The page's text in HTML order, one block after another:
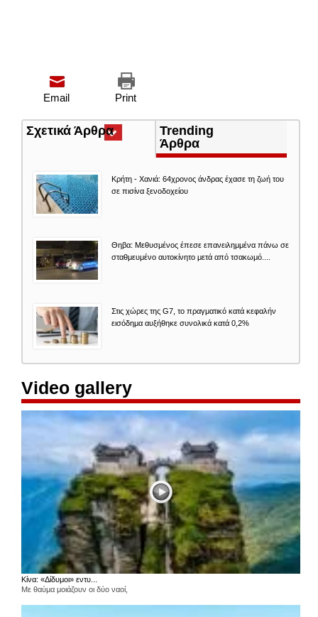
Print
Email
Σχετικά Άρθρα(ενεργή
καρτέλα)
Trending
Άρθρα
Κρήτη - Χανιά: 64χρονος άνδρας έχασε τη ζωή του
σε πισίνα ξενοδοχείου
Θηβα: Μεθυσμένος έπεσε επανειλημμένα πάνω σε
σταθμευμένο αυτοκίνητο μετά από τσακωμό....
Στις χώρες της G7, το πραγματικό κατά κεφαλήν
εισόδημα αυξήθηκε συνολικά κατά 0,2%
Video gallery
Κίνα: «Δίδυμοι» εντυ...
Με θαύμα μοιάζουν οι δύο ναοί,